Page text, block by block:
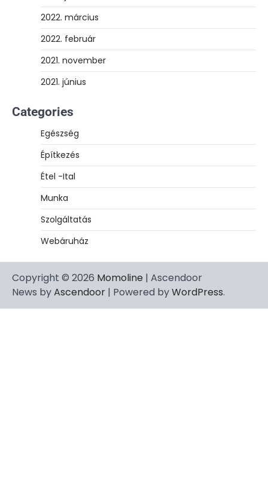
2022. március
2022. február
2021. november
2021. június
Categories
Egészség
Építkezés
Étel -Ital
Munka
Szolgáltatás
Webáruház
Copyright © 2026 Momoline | Ascendoor
News byAscendoor | Powered byWordPress.